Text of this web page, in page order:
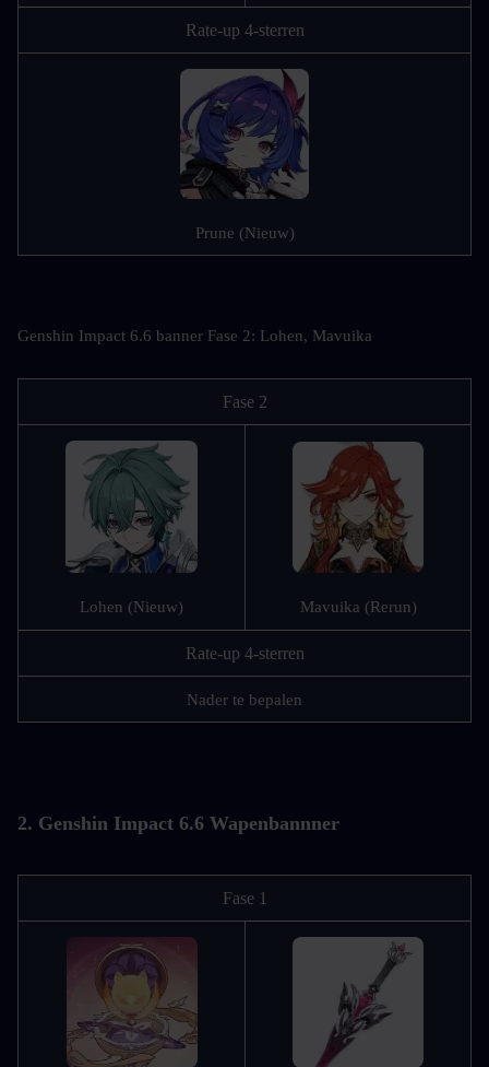
Rate-up 4-sterren
Prune (Nieuw)
Genshin Impact 6.6 banner Fase 2: Lohen, Mavuika
Fase 2
Lohen (Nieuw) Mavuika (Rerun)
Rate-up 4-sterren
Nader te bepalen
2. Genshin Impact 6.6 Wapenbannner
Fase 1